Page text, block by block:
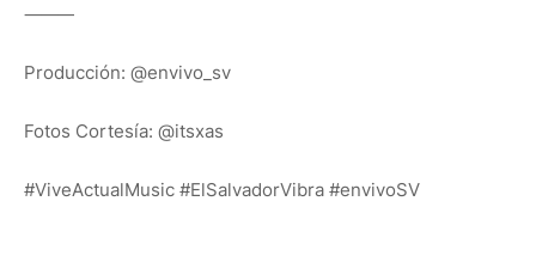
⸻
Producción: @envivo_sv
Fotos Cortesía: @itsxas
#ViveActualMusic #ElSalvadorVibra #envivoSV